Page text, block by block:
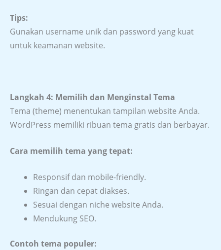
Tips:
Gunakan username unik dan password yang kuat
untuk keamanan website.
Langkah 4: Memilih dan Menginstal Tema
Tema (theme) menentukan tampilan website Anda.
WordPress memiliki ribuan tema gratis dan berbayar.
Cara memilih tema yang tepat:
Responsif dan mobile-friendly.
Ringan dan cepat diakses.
Sesuai dengan niche website Anda.
Mendukung SEO.
Contoh tema populer: